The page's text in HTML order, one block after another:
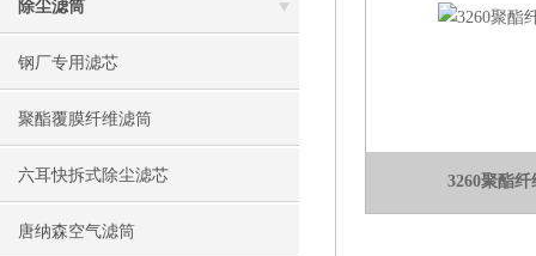
除尘滤筒
钢厂专用滤芯
聚酯覆膜纤维滤筒
六耳快拆式除尘滤芯
唐纳森空气滤筒
3260聚酯